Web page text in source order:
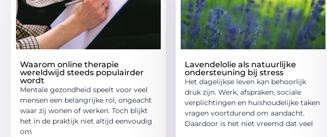
Waarom online therapie
wereldwijd steeds populairder
wordt
Mentale gezondheid speelt voor veel
mensen een belangrijke rol, ongeacht
waar zij wonen of werken. Toch blijkt
het in de praktijk niet altijd eenvoudig
om
Lavendelolie als natuurlijke
ondersteuning bij stress
Het dagelijkse leven kan behoorlijk
druk zijn. Werk, afspraken, sociale
verplichtingen en huishoudelijke taken
vragen voortdurend om aandacht.
Daardoor is het niet vreemd dat veel